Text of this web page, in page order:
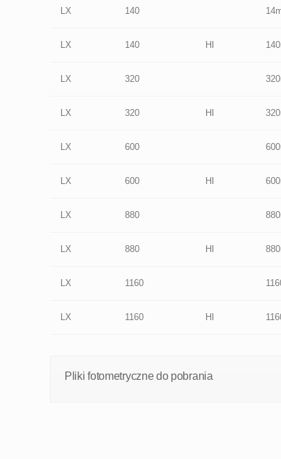
LX 140
LX 140 HI
LX 320
LX 320 HI
LX 600
LX 600 HI
LX 880
LX 880 HI
LX 1160
LX 1160 HI
Pliki fotometryczne do pobrania